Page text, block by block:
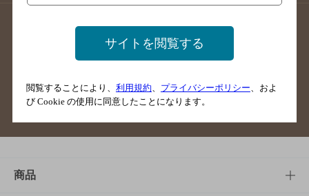
店舗登録方法のご案内
店舗情報更新方法のご案内
掲載店舗様ログイン
ご意見・ご感想
商品
サイトを閲覧する
閲覧することにより、 利用規約 プライバシーポリシー 、およ
び Cookie の使用に同意したことになります。